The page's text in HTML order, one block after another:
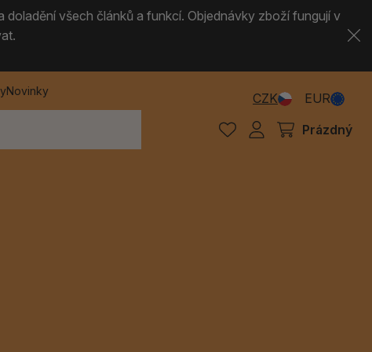
všech článků a funkcí. Objednávky zboží fungují v
Novinky CZK
EUR
Prázdný